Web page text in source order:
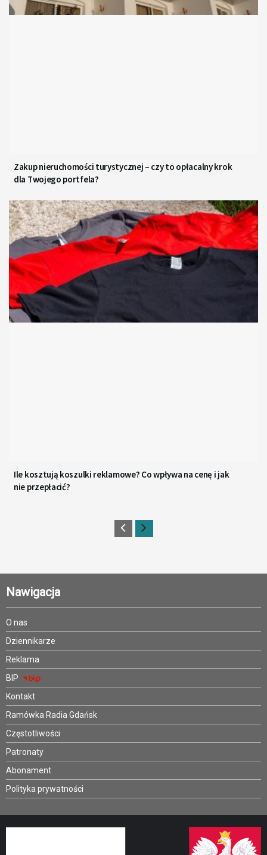
Zakup nieruchomości turystycznej – czy to opłacalny krok
dla Twojego portfela?
Ile kosztują koszulki reklamowe? Co wpływa na cenę i jak
nie przepłacić?
Nawigacja
O nas
Dziennikarze
Reklama
BIP
Kontakt
Ramówka Radia Gdańsk
Częstotliwości
Patronaty
Abonament
Polityka prywatności